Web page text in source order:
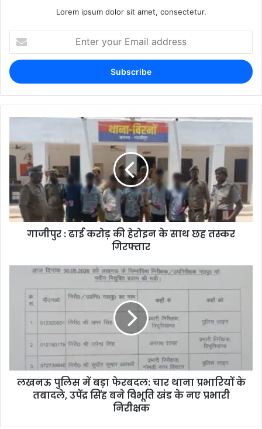
Lorem ipsum dolor sit amet, consectetur.
गाजीपुर : ढाई करोड़ की हेरोइन के साथ छह तस्कर
गिरफ्तार
लखनऊ पुलिस में बड़ा फेरबदल: चार थाना प्रभारियों के
तबादले, उपेंद्र सिंह बने विभूति खंड के नए प्रभारी
निरीक्षक